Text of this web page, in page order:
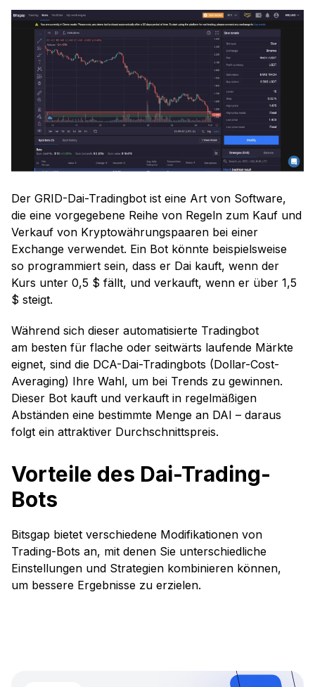
Der GRID-Dai-Tradingbot ist eine Art von Software,
die eine vorgegebene Reihe von Regeln zum Kauf und
Verkauf von Kryptowährungspaaren bei einer
Exchange verwendet. Ein Bot könnte beispielsweise
so programmiert sein, dass er Dai kauft, wenn der
Kurs unter 0,5 $ fällt, und verkauft, wenn er über 1,5
$ steigt.
Während sich dieser automatisierte Tradingbot
am besten für flache oder seitwärts laufende Märkte
eignet, sind die DCA-Dai-Tradingbots (Dollar-Cost-
Averaging) Ihre Wahl, um bei Trends zu gewinnen.
Dieser Bot kauft und verkauft in regelmäßigen
Abständen eine bestimmte Menge an DAI – daraus
folgt ein attraktiver Durchschnittspreis.
Vorteile des Dai-Trading-
Bots
Bitsgap bietet verschiedene Modifikationen von
Trading-Bots an, mit denen Sie unterschiedliche
Einstellungen und Strategien kombinieren können,
um bessere Ergebnisse zu erzielen.